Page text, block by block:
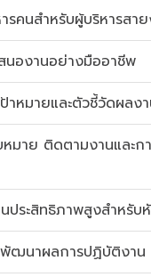
รคนสำหรับผู้บริหารสา
นองานอย่างมืออาชีพ
าหมายและตัวชี้วัดผลง
หมาย ติดตามงานและก
ประสิทธิภาพสูงสำหรับ
พัฒนาผลการปฏิบัติงาน